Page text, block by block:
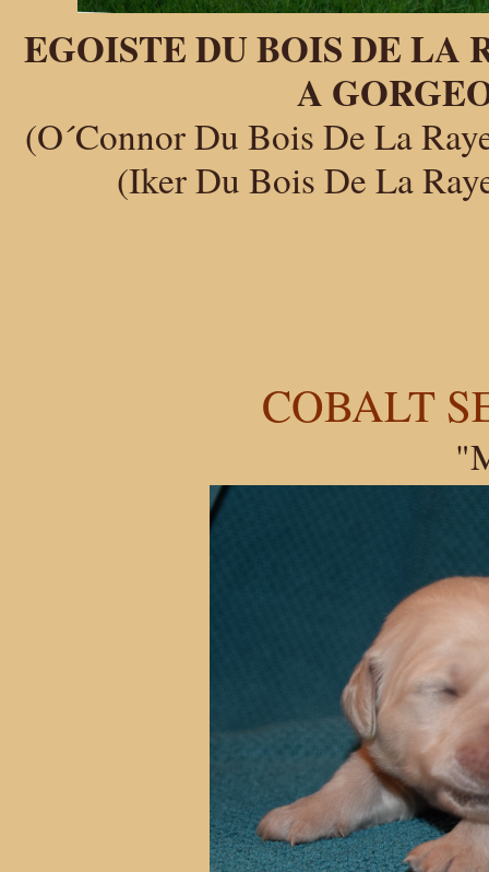
EGOISTE DU
A GORGEOUS
(O´Connor Du Bois De La
(Iker Du Bois De La
COBALT